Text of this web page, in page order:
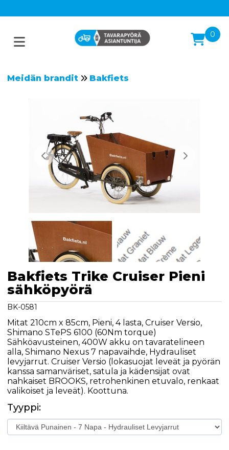
0
Meidän brandit Bakfiets
Bakfiets Trike Cruiser Pieni
sähköpyörä
BK-0581
Mitat 210cm x 85cm, Pieni, 4 lasta, Cruiser Versio,
Shimano STePS 6100 (60Nm torque)
Sähköavusteinen, 400W akku on tavaratelineen
alla, Shimano Nexus 7 napavaihde, Hydrauliset
levyjarrut. Cruiser Versio (lokasuojat leveät ja pyörän
kanssa samanväriset, satula ja kädensijat ovat
nahkaiset BROOKS, retrohenkinen etuvalo, renkaat
valikoiset ja leveät). Koottuna.
Tyyppi: